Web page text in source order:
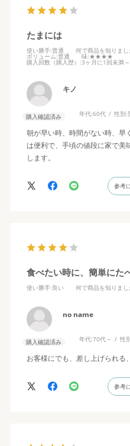
たまには
使い勝手:普通 何で商品を知りま
ボリューム:普通 味:★★★★
購入回数（購入歴） :3ヶ月に1回未満
キノ
購入確認済み 年代:60代 性別:
朝が早い時、時間がない時、早
は便利で、手頃の値段に家で美
します。
参考
食べたい時に、簡単にた
使い勝手:良い 何で商品を知りま
no name
購入確認済み 年代:70代～ 性
お客様にでも、差し上げられる
参考